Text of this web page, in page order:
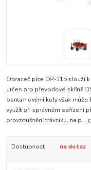
Obraceč píce OP-115 slouží
určen pro převodové skříně
bantamovými koly však
využít při správném seřízení
provzdušnění trávníku, na p...
Dostupnost na dotaz